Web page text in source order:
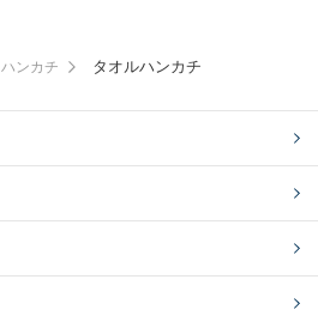
ハンカチ タオルハンカチ